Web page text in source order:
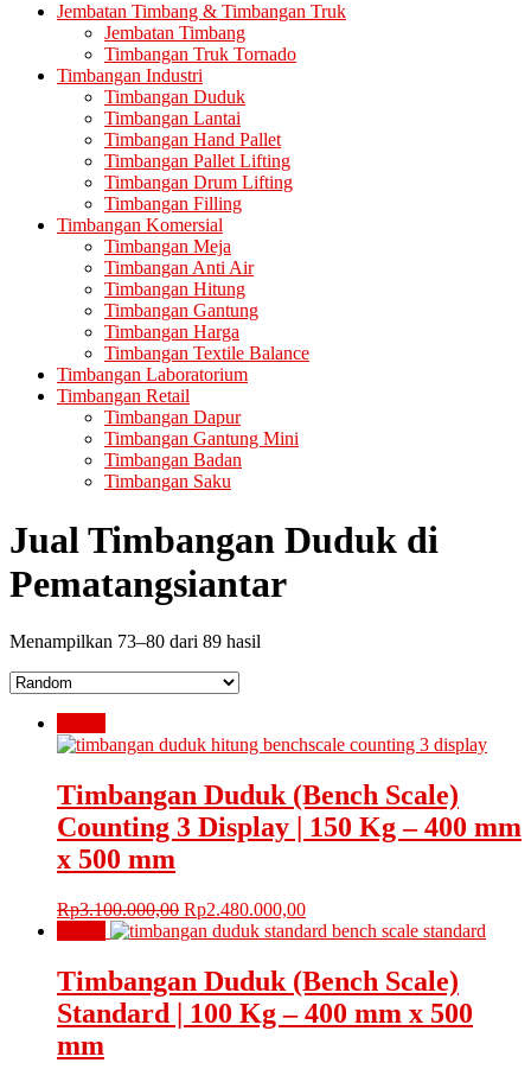
Jembatan Timbang & Timbangan Truk
Jembatan Timbang
Timbangan Truk Tornado
Timbangan Industri
Timbangan Duduk
Timbangan Lantai
Timbangan Hand Pallet
Timbangan Pallet Lifting
Timbangan Drum Lifting
Timbangan Filling
Timbangan Komersial
Timbangan Meja
Timbangan Anti Air
Timbangan Hitung
Timbangan Gantung
Timbangan Harga
Timbangan Textile Balance
Timbangan Laboratorium
Timbangan Retail
Timbangan Dapur
Timbangan Gantung Mini
Timbangan Badan
Timbangan Saku
Jual Timbangan Duduk di
Pematangsiantar
Menampilkan 73–80 dari 89 hasil
Timbangan Duduk (Bench Scale)
Counting 3 Display | 150 Kg – 400 mm
x 500 mm
Rp3.100.000,00 Harga
aslinya
Rp3.100.000,00.
Rp2.480.000,00Harga
saat
adalah:
Rp2.480.000,00.
Timbangan Duduk (Bench Scale)
Standard | 100 Kg – 400 mm x 500
mm